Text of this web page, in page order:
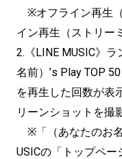
※オフライン再生
イン再生（ストリー
2.《LINE MUSIC》
名前）’s Play TOP
を再生した回数が表
リーンショットを撮
※「（あなたのお名
USICの「トップペー